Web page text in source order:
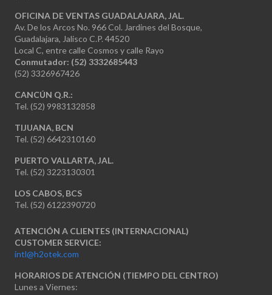
OFICINA DE VENTAS GUADALAJARA, JAL.
Av. De los Arcos No. 966 Col. Jardines del Bosque,
Guadalajara, Jalisco C.P. 44520
Local C, entre calle Cosmos y calle Rayo
Conmutador: (52) 3332685443
(52) 3326967426
CANCÚN Q.R.:
Tel. (52) 9983132858
TIJUANA, BCN
Tel. (52) 6642310160
PUERTO VALLARTA, JAL.
Tel. (52) 3223130301
LOS CABOS, BCS
Tel. (52) 6122390720
ATENCIÓN A CLIENTES (INTERNACIONAL)
CUSTOMER SERVICE:
intl@h2otek.com
HORARIOS DE ATENCIÓN (TIEMPO DEL CENTRO)
Lunes a Viernes: